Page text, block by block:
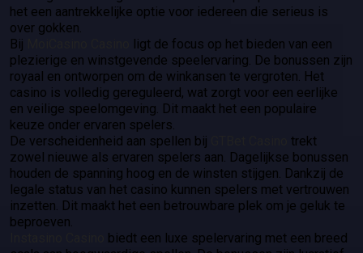
het een aantrekkelijke optie voor iedereen die serieus is
over gokken.
Bij
ligt de focus op het bieden van een
plezierige en winstgevende speelervaring. De bonussen zijn
royaal en ontworpen om de winkansen te vergroten. Het
casino is volledig gereguleerd, wat zorgt voor een eerlijke
en veilige speelomgeving. Dit maakt het een populaire
keuze onder ervaren spelers.
De verscheidenheid aan spellen bij
trekt
zowel nieuwe als ervaren spelers aan. Dagelijkse bonussen
houden de spanning hoog en de winsten stijgen. Dankzij de
legale status van het casino kunnen spelers met vertrouwen
inzetten. Dit maakt het een betrouwbare plek om je geluk te
beproeven.
biedt een luxe spelervaring met een breed